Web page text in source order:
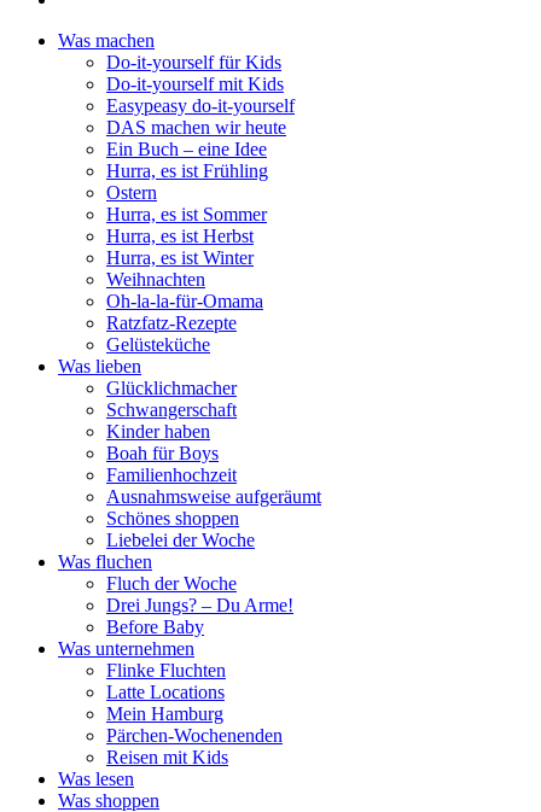
Was machen
Do-it-yourself für Kids
Do-it-yourself mit Kids
Easypeasy do-it-yourself
DAS machen wir heute
Ein Buch – eine Idee
Hurra, es ist Frühling
Ostern
Hurra, es ist Sommer
Hurra, es ist Herbst
Hurra, es ist Winter
Weihnachten
Oh-la-la-für-Omama
Ratzfatz-Rezepte
Gelüsteküche
Was lieben
Glücklichmacher
Schwangerschaft
Kinder haben
Boah für Boys
Familienhochzeit
Ausnahmsweise aufgeräumt
Schönes shoppen
Liebelei der Woche
Was fluchen
Fluch der Woche
Drei Jungs? – Du Arme!
Before Baby
Was unternehmen
Flinke Fluchten
Latte Locations
Mein Hamburg
Pärchen-Wochenenden
Reisen mit Kids
Was lesen
Was shoppen